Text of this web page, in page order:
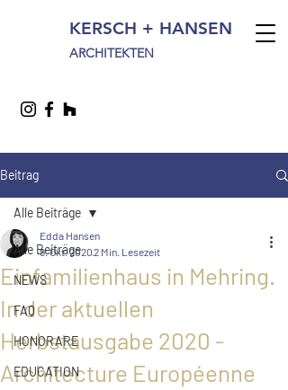
KERSCH + HANSEN
ARCHITEKTEN
Beitrag
Alle Beiträge
NEWS
FAQ
HONORARE
EDUCATION
Alle Beiträge
Einfamilienhaus in Mehring.
In der aktuellen
Herbstausgabe 2020 -
Architecture Européenne
Edda Hansen
9. Okt. 20202 Min. Lesezeit